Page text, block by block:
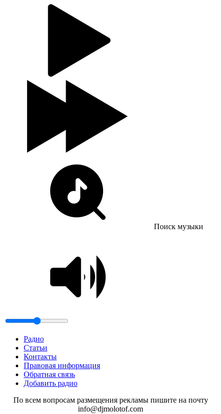
Поиск музыки
Радио
Статьи
Контакты
Правовая информация
Обратная связь
Добавить радио
По всем вопросам размещения рекламы пишите на почту
info@djmolotof.com